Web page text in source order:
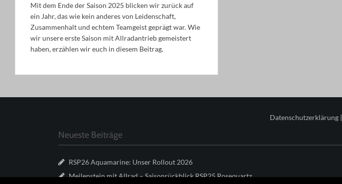
Mit dem Ende der Saison 2025 blicken wir zurück auf
ein Jahr, das wie kein anderes von Leidenschaft,
Zusammenhalt und echtem Teamgeist geprägt war. Wie
wir unsere erste Saison mit Allradantrieb gemeistert
haben, erzählen wir euch in diesem Beitrag.
Datenschutzerklärung|
Neueste Beiträge
RSP26 Aquamarine: Unser Rollout 2026
Meilenstein mit Allrad – Saisonrückblick RSP25 Rosequartz